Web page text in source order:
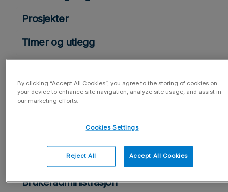
Prosjekter
Timer og utlegg
Ressurser
Brukeradministrasjon
By clicking “Accept All Cookies”, you agree to the storing of cookies on
your device to enhance site navigation, analyze site usage, and assist in
our marketing efforts.
Cookies Settings
Reject All Accept All Cookies